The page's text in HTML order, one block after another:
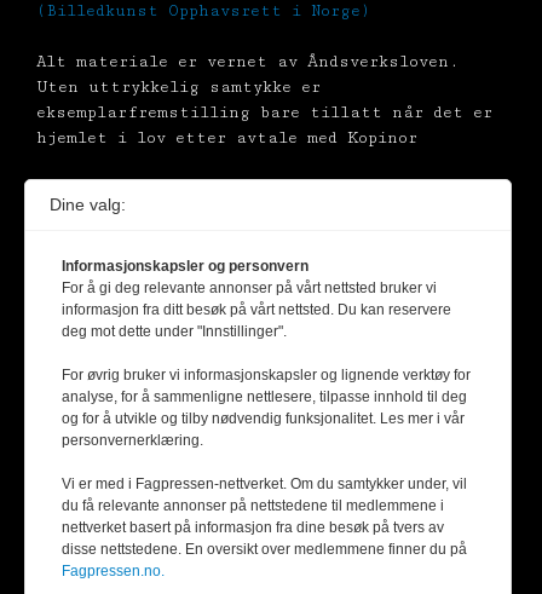
(Billedkunst Opphavsrett i Norge)
Alt materiale er vernet av Åndsverksloven.
Uten uttrykkelig samtykke er
eksemplarfremstilling bare tillatt når det er
hjemlet i lov etter avtale med Kopinor
Dine valg:
Informasjonskapsler og personvern
For å gi deg relevante annonser på vårt nettsted bruker vi
informasjon fra ditt besøk på vårt nettsted. Du kan reservere
deg mot dette under "Innstillinger".
For øvrig bruker vi informasjonskapsler og lignende verktøy for
analyse, for å sammenligne nettlesere, tilpasse innhold til deg
og for å utvikle og tilby nødvendig funksjonalitet. Les mer i vår
personvernerklæring.
Vi er med i Fagpressen-nettverket. Om du samtykker under, vil
du få relevante annonser på nettstedene til medlemmene i
nettverket basert på informasjon fra dine besøk på tvers av
disse nettstedene. En oversikt over medlemmene finner du på
Fagpressen.no.